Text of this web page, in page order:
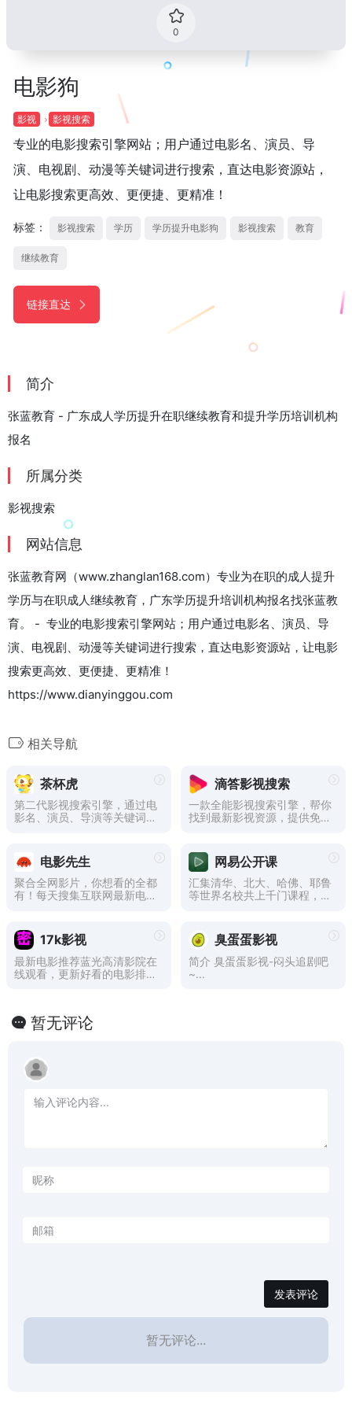
0
电影狗
影视 影视搜索
专业的电影搜索引擎网站；用户通过电影名、演员、导
演、电视剧、动漫等关键词进行搜索，直达电影资源站，
让电影搜索更高效、更便捷、更精准！
标签： 影视搜索 学历 学历提升电影狗 影视搜索 教育
继续教育
链接直达
简介
张蓝教育 - 广东成人学历提升在职继续教育和提升学历培训机构
报名
所属分类
影视搜索
网站信息
张蓝教育网（www.zhanglan168.com）专业为在职的成人提升
学历与在职成人继续教育，广东学历提升培训机构报名找张蓝教
育。 - 专业的电影搜索引擎网站；用户通过电影名、演员、导
演、电视剧、动漫等关键词进行搜索，直达电影资源站，让电影
搜索更高效、更便捷、更精准！
https://www.dianyinggou.com
相关导航
茶杯虎
第二代影视搜索引擎，通过电
影名、演员、导演等关键词进
电影狗等引擎不同的是增加了
影视评论以及剧情详细介绍，
未来会增加影视下载，让电影
搜索类更高效、更便捷、更精
滴答影视搜索
一款全能影视搜索引擎，帮你
找到最新影视资源，提供免费
电影先生
聚合全网影片，你想看的全都
有！每天搜集互联网最新电影
剧服务，及时收录最新、最
热、最全的电影大片,高清正
版免费看。
网易公开课
汇集清华、北大、哈佛、耶鲁
等世界名校共上千门课程，覆
17k影视
最新电影推荐蓝光高清影院在
线观看，更新好看的电影排行
臭蛋蛋影视
简介 臭蛋蛋影视-闷头追剧吧
~...
暂无评论
发表评论
暂无评论...